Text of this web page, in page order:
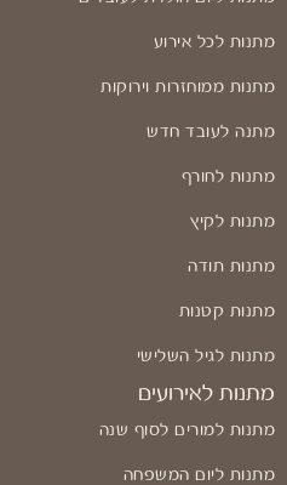
מתנות לכל אירוע
מתנות ממוחזרות וירוקות
מתנה לעובד חדש
מתנות לחורף
מתנות לקיץ
מתנות תודה
מתנות קטנות
מתנות לגיל השלישי
מתנות לאירועים
מתנות למורים לסוף שנה
מתנות ליום המשפחה